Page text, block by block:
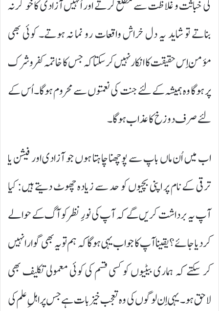
کی خباثت و غلاظت سے مطلع کرتے اور اُنہیں آزادی کا خوگر نہ
بناتے تو شاید یہ دل خراش واقعات رو نما نہ ہوتے۔ کوئی بھی
مؤمن اِس حقیقت کا انکار نہیں کر سکتا کہ جس کا خاتمہ کفر و شرک
پر ہوگا وہ ہمیشہ کے لئے جنت کی نعمتوں سے محروم ہوگا۔ اُس کے
لئے صرف دوزخ کا عذاب ہوگا۔
اب میں اُن ماں باپ سے پوچھنا چاہتا ہوں جو آزادی اور فیشن یا
ترقی کے نام پر اپنی بچیوں کو حد سے زیادہ چھوٹ دیتے ہیں: کیا
آپ یہ برداشت کریں گے کہ آپ کی نورِ نظر کو آگ کے حوالے
کر دیا جائے؟ یقینا آپ کا جواب یہی ہوگا کہ ہم تو یہ بھی گوارا نہیں
کر سکتے کہ ہماری بیٹیوں کو کسی قسم کی کوئی معمولی تکلیف بھی
لاحق ہو۔ یہی اِن لوگوں کی وہ تعجب خیز بات ہے جس پر اہلِ علم کی